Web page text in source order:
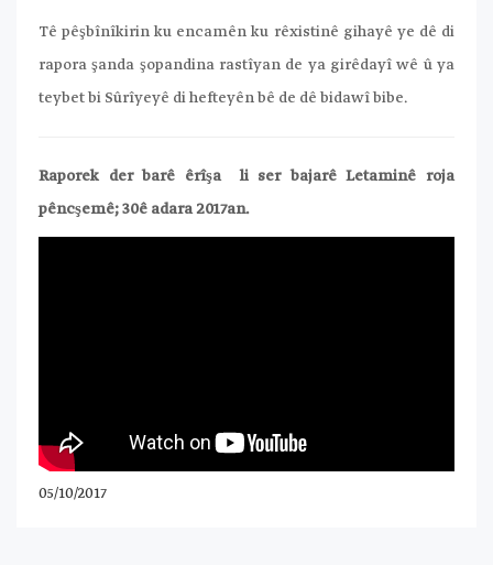
Tê pêşbînîkirin ku encamên ku rêxistinê gihayê ye dê di
rapora şanda şopandina rastîyan de ya girêdayî wê û ya
teybet bi Sûrîyeyê di hefteyên bê de dê bidawî bibe.
Raporek der barê êrîşa li ser bajarê Letaminê roja
pêncşemê; 30ê adara 2017an.
05/10/2017